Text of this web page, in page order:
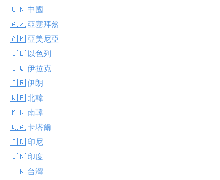
🇨🇳 中國
🇦🇿 亞塞拜然
🇦🇲 亞美尼亞
🇮🇱 以色列
🇮🇶 伊拉克
🇮🇷 伊朗
🇰🇵 北韓
🇰🇷 南韓
🇶🇦 卡塔爾
🇮🇩 印尼
🇮🇳 印度
🇹🇼 台灣